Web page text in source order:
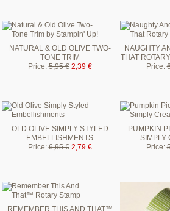
NATURAL & OLD OLIVE TWO-
TONE TRIM
Price:5,95 € 2,39 €
NAUGHTY
THAT
Price:
OLD OLIVE SIMPLY STYLED
EMBELLISHMENTS
Price:6,95 € 2,79 €
PUMPKIN
SIMPLY
Price:
REMEMBER THIS AND THAT™